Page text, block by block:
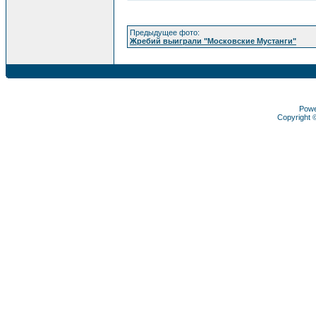
Предыдущее фото:
Жребий выиграли "Московские Мустанги"
Copyright